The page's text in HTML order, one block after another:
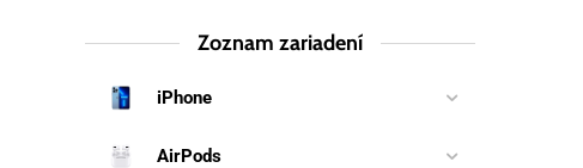
Zoznam zariadení
iPhone
AirPods